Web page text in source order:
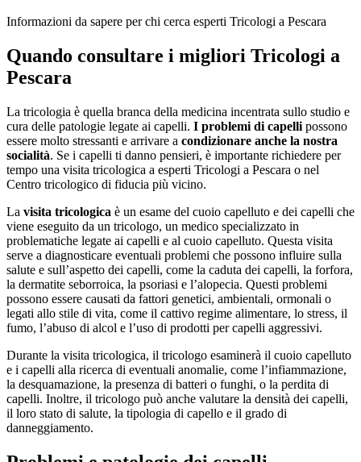
Informazioni da sapere per chi cerca esperti Tricologi a Pescara
Quando consultare i migliori Tricologi a
Pescara
La tricologia è quella branca della medicina incentrata sullo studio e
cura delle patologie legate ai capelli. I problemi di capelli possono
essere molto stressanti e arrivare a condizionare anche la nostra
socialità. Se i capelli ti danno pensieri, è importante richiedere per
tempo una visita tricologica a esperti Tricologi a Pescara o nel
Centro tricologico di fiducia più vicino.
La visita tricologica è un esame del cuoio capelluto e dei capelli che
viene eseguito da un tricologo, un medico specializzato in
problematiche legate ai capelli e al cuoio capelluto. Questa visita
serve a diagnosticare eventuali problemi che possono influire sulla
salute e sull’aspetto dei capelli, come la caduta dei capelli, la forfora,
la dermatite seborroica, la psoriasi e l’alopecia. Questi problemi
possono essere causati da fattori genetici, ambientali, ormonali o
legati allo stile di vita, come il cattivo regime alimentare, lo stress, il
fumo, l’abuso di alcol e l’uso di prodotti per capelli aggressivi.
Durante la visita tricologica, il tricologo esaminerà il cuoio capelluto
e i capelli alla ricerca di eventuali anomalie, come l’infiammazione,
la desquamazione, la presenza di batteri o funghi, o la perdita di
capelli. Inoltre, il tricologo può anche valutare la densità dei capelli,
il loro stato di salute, la tipologia di capello e il grado di
danneggiamento.